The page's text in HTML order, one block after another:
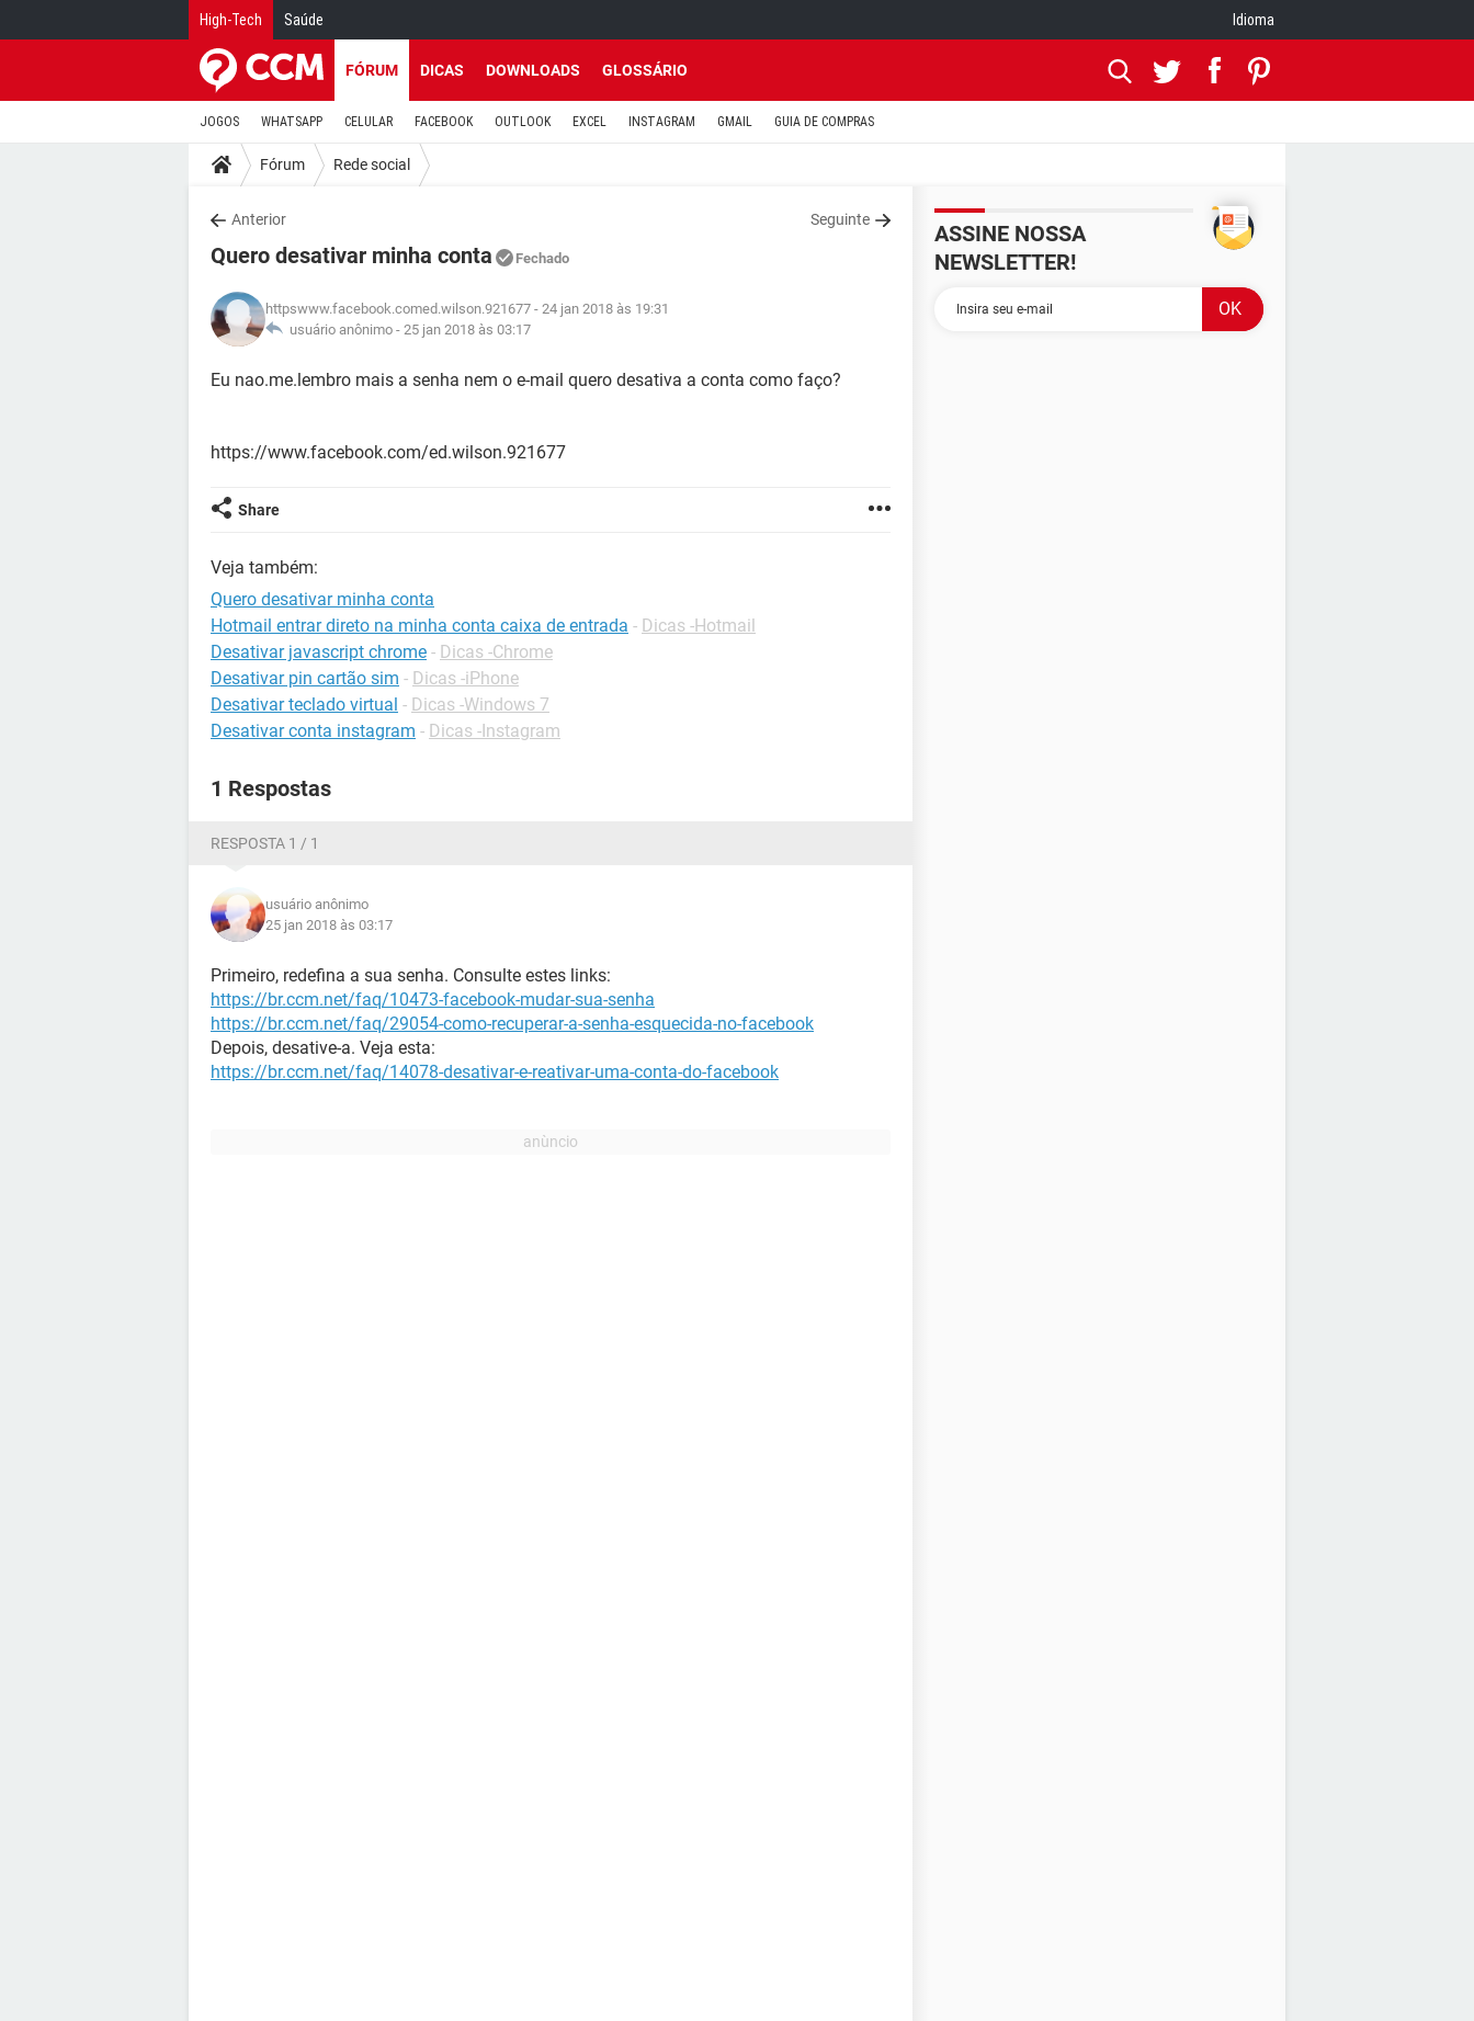
High-Tech Saúde Idioma
FÓRUM DICAS DOWNLOADS GLOSSÁRIO
JOGOS WHATSAPP CELULAR FACEBOOK OUTLOOK EXCEL INSTAGRAM GMAIL GUIA DE COMPRAS
Fórum Rede social
Anterior Seguinte
Quero desativar minha conta Fechado
httpswww.facebook.comed.wilson.921677 - 24 jan 2018 às 19:31
usuário anônimo - 25 jan 2018 às 03:17
Eu nao.me.lembro mais a senha nem o e-mail quero desativa a conta como faço?
https://www.facebook.com/ed.wilson.921677
Share
Veja também:
Quero desativar minha conta
Hotmail entrar direto na minha conta caixa de entrada - Dicas -Hotmail
Desativar javascript chrome - Dicas -Chrome
Desativar pin cartão sim - Dicas -iPhone
Desativar teclado virtual - Dicas -Windows 7
Desativar conta instagram - Dicas -Instagram
1 Respostas
RESPOSTA 1 / 1
usuário anônimo
25 jan 2018 às 03:17
Primeiro, redefina a sua senha. Consulte estes links:
https://br.ccm.net/faq/10473-facebook-mudar-sua-senha
https://br.ccm.net/faq/29054-como-recuperar-a-senha-esquecida-no-facebook
Depois, desative-a. Veja esta:
https://br.ccm.net/faq/14078-desativar-e-reativar-uma-conta-do-facebook
ASSINE NOSSA
NEWSLETTER!